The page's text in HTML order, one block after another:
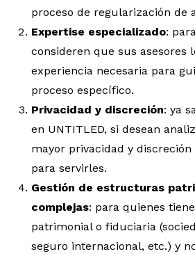
proceso de regularización de
Expertise especializado:
consideren que sus asesores
experiencia necesaria para
proceso específico.
Privacidad y discreción: ya
en UNTITLED, si desean
mayor privacidad y discreción
para servirles.
Gestión de estructuras
complejas: para quienes
patrimonial o fiduciaria
seguro internacional, etc.) y